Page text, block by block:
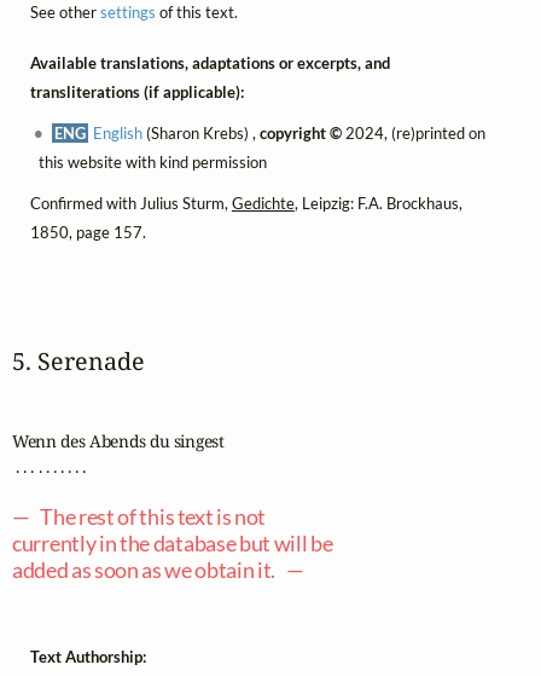
See othersettings of this text.
Available translations, adaptations or excerpts, and
transliterations (if applicable):
ENG English(Sharon Krebs) ,copyright ©2024, (re)printed on
this website with kind permission
Confirmed with Julius Sturm,Gedichte, Leipzig: F.A. Brockhaus,
1850, page 157.
5. Serenade
Wenn des Abends du singest
. . . . . . . . . .
— The rest of this text is not
currently in the database but will be
added as soon as we obtain it. —
Text Authorship: